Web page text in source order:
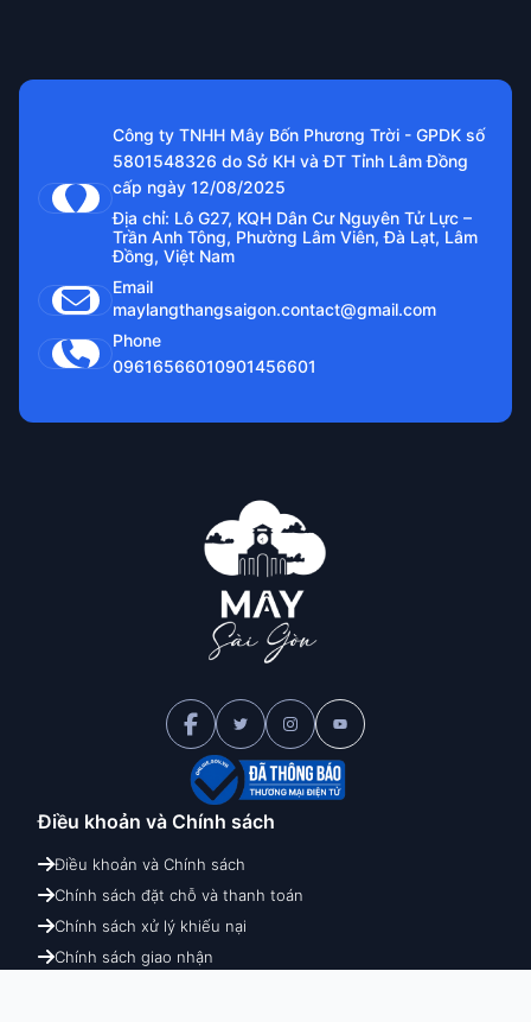
Công ty TNHH Mây Bốn Phương Trời - GPDK số
5801548326 do Sở KH và ĐT Tỉnh Lâm Đồng
cấp ngày 12/08/2025
Địa chỉ: Lô G27, KQH Dân Cư Nguyên Tử Lực –
Trần Anh Tông, Phường Lâm Viên, Đà Lạt, Lâm
Đồng, Việt Nam
Email
maylangthangsaigon.contact@gmail.com
Phone
09616566010901456601
Điều khoản và Chính sách
Điều khoản và Chính sách
Chính sách đặt chỗ và thanh toán
Chính sách xử lý khiếu nại
Chính sách giao nhận